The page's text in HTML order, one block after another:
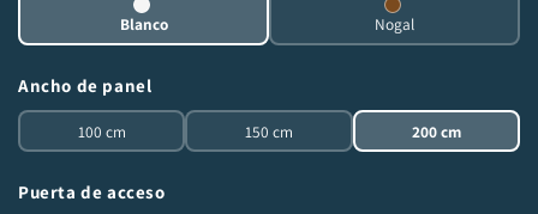
Blanco Nogal
Ancho de panel
100 cm 150 cm 200 cm
Puerta de acceso